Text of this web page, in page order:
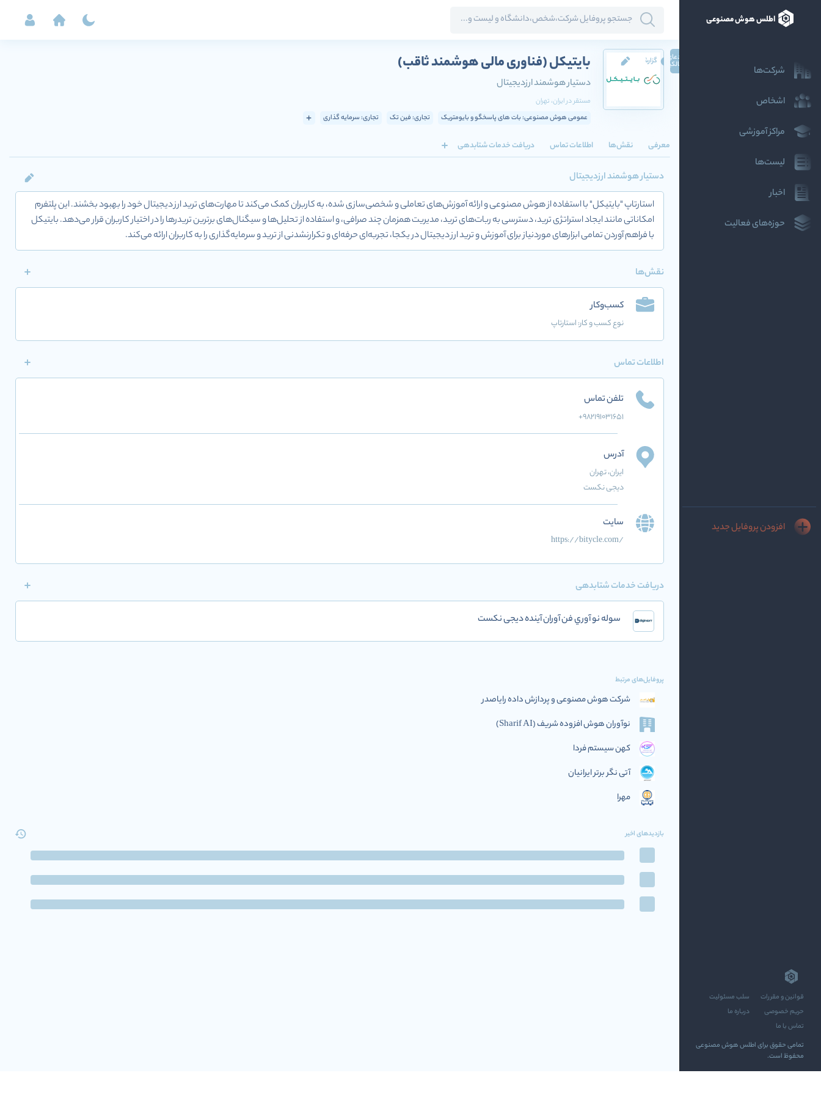
اطلس هوش مصنوعی
شرکت‌ها
اشخاص
مراکز آموزشی
لیست‌ها
اخبار
حوزه‌های فعالیت
افزودن پروفایل جدید
قوانین و مقررات
سلب مسئولیت
حریم خصوصی
درباره ما
تماس با ما
تمامی حقوق برای اطلس هوش مصنوعی
محفوظ است.
بایتیکل(فناوری مالی هوشمند ثاقب)
دستیار هوشمند ارزدیجیتال
مستقر درایران، تهران
عمومی هوش مصنوعی: بات های پاسخگو و بایومتریک
تجاری: فین تک تجاری: سرمایه گذاری
ادعای
مالکیت گزارش
معرفی نقش‌ها اطلاعات تماس دریافت خدمات شتابدهی
دستیار هوشمند ارزدیجیتال
استارتاپ "بایتیکل" با استفاده از هوش مصنوعی و ارائه آموزش‌های تعاملی و شخصی‌سازی شده، به کاربران کمک می‌کند تا مهارت‌های ترید ارز دیجیتال خود را بهبود بخشند. این پلتفرم
امکاناتی مانند ایجاد استراتژی ترید، دسترسی به ربات‌های ترید، مدیریت همزمان چند صرافی، و استفاده از تحلیل‌ها و سیگنال‌های برترین تریدرها را در اختیار کاربران قرار می‌دهد. بایتیکل
با فراهم آوردن تمامی ابزارهای موردنیاز برای آموزش و ترید ارز دیجیتال در یکجا، تجربه‌ای حرفه‌ای و تکرار‌نشدنی از ترید و سرمایه‌گذاری را به کاربران ارائه می‌کند.
نقش‌ها
کسب‌وکار
نوع کسب و کار:استارتاپ
اطلاعات تماس
تلفن تماس
+982191031651
آدرس
ایران، تهران
دیجی نکست
سایت
https://bitycle.com/
دریافت خدمات شتابدهی
سوله نو آوري فن آوران آينده دیجی نکست
پروفایل‌های مرتبط
شرکت هوش مصنوعی و پردازش داده رایاصدر
نوآوران هوش افزوده‌ شریف (Sharif AI)
کهن سیستم فردا
آتی نگر برتر ایرانیان
مهرا
بازدیدهای اخیر